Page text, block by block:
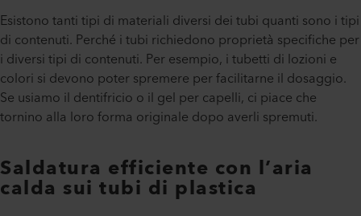
Esistono tanti tipi di materiali diversi dei tubi quanti sono i tipi
di contenuti. Perché i tubi richiedono proprietà specifiche per
i diversi tipi di contenuti. Per esempio, i tubetti di lozioni e
colori si devono poter spremere per facilitarne il dosaggio.
Se usiamo il dentifricio o il gel per capelli, ci piace che
tornino alla loro forma originale dopo averli spremuti.
Saldatura efficiente con l’aria
calda sui tubi di plastica